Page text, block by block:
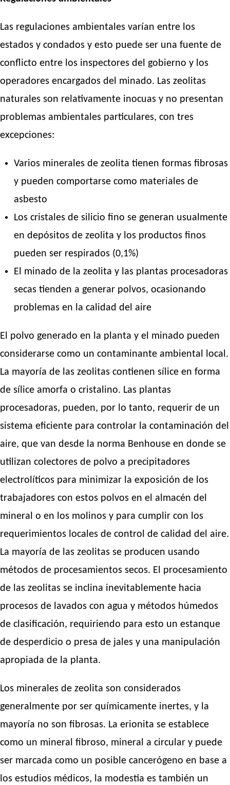
Las regulaciones ambientales varían entre los
estados y condados y esto puede ser una fuente de
conflicto entre los inspectores del gobierno y los
operadores encargados del minado. Las zeolitas
naturales son relativamente inocuas y no presentan
problemas ambientales particulares, con tres
excepciones:
Varios minerales de zeolita tienen formas fibrosas
y pueden comportarse como materiales de
asbesto
Los cristales de silicio fino se generan usualmente
en depósitos de zeolita y los productos finos
pueden ser respirados (0,1%)
El minado de la zeolita y las plantas procesadoras
secas tienden a generar polvos, ocasionando
problemas en la calidad del aire
El polvo generado en la planta y el minado pueden
considerarse como un contaminante ambiental local.
La mayoría de las zeolitas contienen sílice en forma
de sílice amorfa o cristalino. Las plantas
procesadoras, pueden, por lo tanto, requerir de un
sistema eficiente para controlar la contaminación del
aire, que van desde la norma Benhouse en donde se
utilizan colectores de polvo a precipitadores
electrolíticos para minimizar la exposición de los
trabajadores con estos polvos en el almacén del
mineral o en los molinos y para cumplir con los
requerimientos locales de control de calidad del aire.
La mayoría de las zeolitas se producen usando
métodos de procesamientos secos. El procesamiento
de las zeolitas se inclina inevitablemente hacia
procesos de lavados con agua y métodos húmedos
de clasificación, requiriendo para esto un estanque
de desperdicio o presa de jales y una manipulación
apropiada de la planta.
Los minerales de zeolita son considerados
generalmente por ser químicamente inertes, y la
mayoría no son fibrosas. La erionita se establece
como un mineral fibroso, mineral a circular y puede
ser marcada como un posible cancerógeno en base a
los estudios médicos, la modestia es también un